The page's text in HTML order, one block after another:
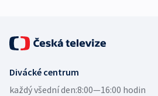
Divácké centrum
každý všední den:8:00—16:00 hodin